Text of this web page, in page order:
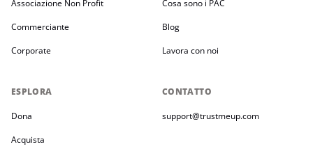
Associazione Non Profit
Commerciante
Corporate
ESPLORA
Dona
Acquista
Cosa sono i PAC
Blog
Lavora con noi
CONTATTO
support@trustmeup.com